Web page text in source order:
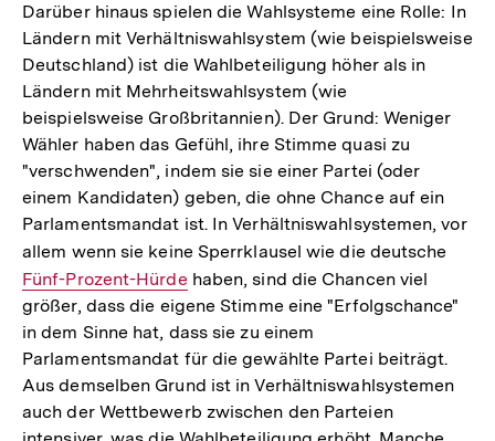
Darüber hinaus spielen die Wahlsysteme eine Rolle: In
Ländern mit Verhältniswahlsystem (wie beispielsweise
Deutschland) ist die Wahlbeteiligung höher als in
Ländern mit Mehrheitswahlsystem (wie
beispielsweise Großbritannien). Der Grund: Weniger
Wähler haben das Gefühl, ihre Stimme quasi zu
"verschwenden", indem sie sie einer Partei (oder
einem Kandidaten) geben, die ohne Chance auf ein
Parlamentsmandat ist. In Verhältniswahlsystemen, vor
allem wenn sie keine Sperrklausel wie die deutsche
Fünf-Prozent-Hürde haben, sind die Chancen viel
größer, dass die eigene Stimme eine "Erfolgschance"
in dem Sinne hat, dass sie zu einem
Parlamentsmandat für die gewählte Partei beiträgt.
Aus demselben Grund ist in Verhältniswahlsystemen
auch der Wettbewerb zwischen den Parteien